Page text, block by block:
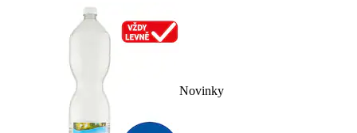
Novinky